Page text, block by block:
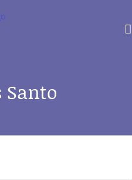
Santo